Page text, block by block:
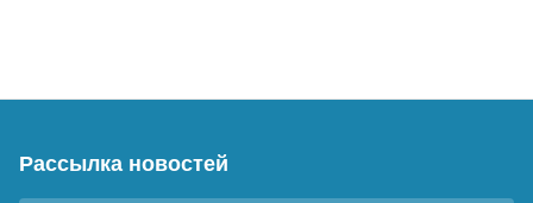
Рассылка новостей